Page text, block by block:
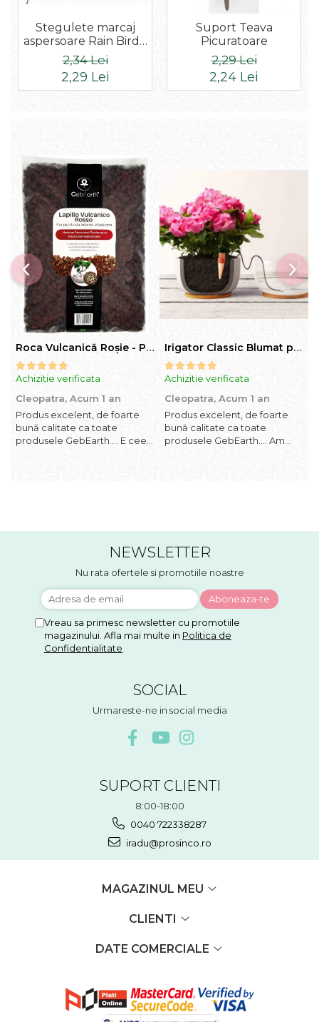
Stegulete marcaj
aspersoare Rain Bird -
ALB - Verde - RainBird
2,34 Lei
2,29 Lei
Suport Teava
Picuratoare
2,29 Lei
2,24 Lei
Roca Vulcanică Roșie - Pietriș pentru Drenaj, Aerare si Decorativ
Achizitie verificata
Cleopatra, Acum 1 an
Produs excelent, de foarte
bună calitate ca toate
produsele GebEarth.... E ceea
Irigator Classic Blumat pentru plante in ghiveci, debit 75ml pana la 125 ml/24 h
Achizitie verificata
Cleopatra, Acum 1 an
Produs excelent, de foarte
bună calitate ca toate
produsele GebEarth.... Am
NEWSLETTER
Nu rata ofertele si promotiile noastre
Vreau sa primesc newsletter cu promotiile
magazinului. Afla mai multe in Politica de
Confidentialitate
SOCIAL
Urmareste-ne in social media
SUPORT CLIENTI
8:00-18:00
0040 722338287
iradu@prosinco.ro
MAGAZINUL MEU
CLIENTI
DATE COMERCIALE